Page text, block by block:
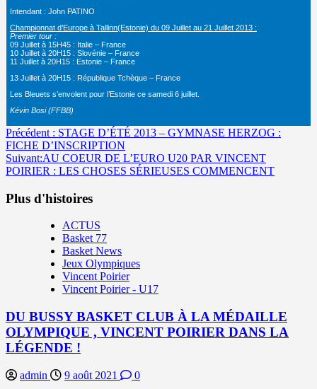
Intendant : John PATINO
Championnat d’Europe à Tallinn(Estonie) du 09 Juillet au 21 Juillet 2013 :
Premier tour :
09 Juillet à 15H45 : Italie – France
10 Juillet à 20H15 : Slovénie – France
11 Juillet à 20H15 : Estonie – France
13 Juillet à 20H15 : République Tchèque – France
Les Bleuets s’envolent pour l’Estonie ce samedi 6 juillet.
Kévin Bosi (FFBB)
Navigation
d’article
Précédent : STAGE D’ÉTÉ 2013 – GYMNASE HERZOG :
FICHE D’INSCRIPTION
Suivant:AU COEUR DE L’EURO U20 PAR VINCENT
POIRIER : LES CHOSES SÉRIEUSES COMMENCENT
Plus d'histoires
ACTUS
Basket 77
Basket News
Jeux Olympiques
Vincent Poirier
Vincent Poirier - U17
DU BUSSY BASKET CLUB À LA MÉDAILLE
OLYMPIQUE , VINCENT POIRIER DANS LA
LÉGENDE !
admin 9 août 2021 0